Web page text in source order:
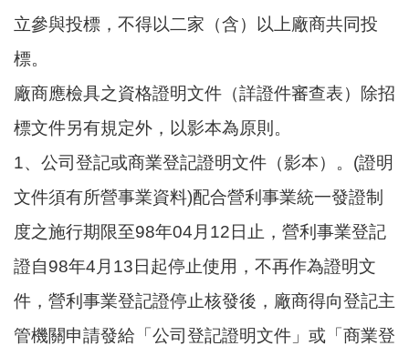
立參與投標，不得以二家（含）以上廠商共同投
標。
廠商應檢具之資格證明文件（詳證件審查表）除招
標文件另有規定外，以影本為原則。
1、公司登記或商業登記證明文件（影本）。(證明
文件須有所營事業資料)配合營利事業統一發證制
度之施行期限至98年04月12日止，營利事業登記
證自98年4月13日起停止使用，不再作為證明文
件，營利事業登記證停止核發後，廠商得向登記主
管機關申請發給「公司登記證明文件」或「商業登